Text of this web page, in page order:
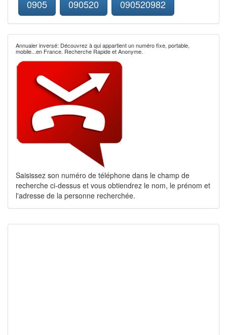
0905 090520 090520982
Annuaier inversé: Découvrez à qui appartient un numéro fixe, portable,
mobile...en France. Recherche Rapide et Anonyme.
Saisissez son numéro de téléphone dans le champ de
recherche ci-dessus et vous obtiendrez le nom, le prénom et
l'adresse de la personne recherchée.